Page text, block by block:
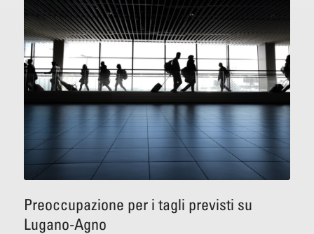
Preoccupazione per i tagli previsti su
Lugano-Agno